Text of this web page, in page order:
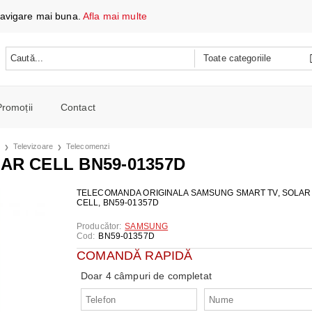
ȘI ÎNCĂRCARE
TELEFOANE ȘI TABLETE
ȘI CAFETIERE
COMBINE FRIGORIFICE
spalat si Uscatoare
și video
Contact
Televizoare Telecomenzi
CELL BN59-01357D
TELECOMANDA ORIGINALA SAMSUNG SMART TV, SOLAR
CELL, BN59-01357D
Producător: SAMSUNG
Cod: BN59-01357D
COMANDĂ RAPIDĂ
Doar 4 câmpuri de completat
mai buna.Afla mai multe